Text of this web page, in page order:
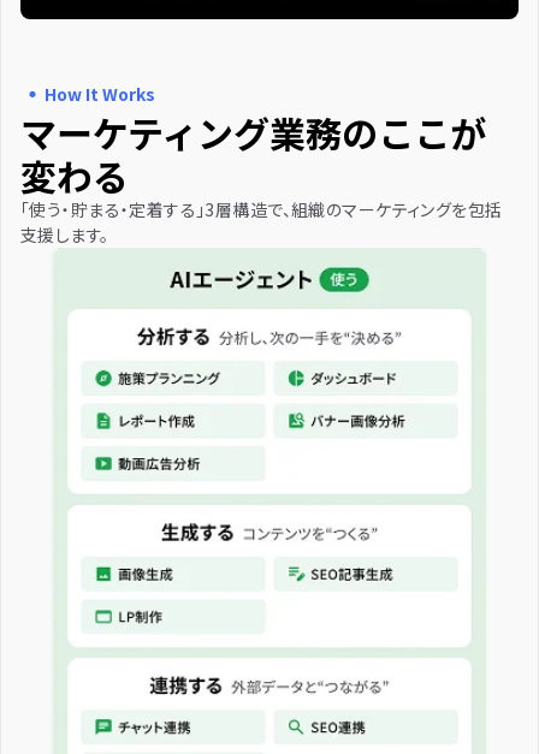
・ How It Works
マーケティング業務のここが
変わる
「使う・貯まる・定着する」3層構造で、組織のマーケティングを包括
支援します。